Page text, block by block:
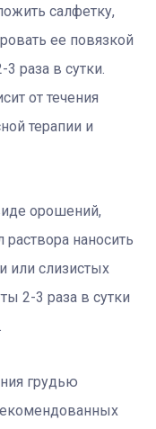
салфетку,
ее повязкой
раза в сутки.
от течения
терапии и
орошений,
наносить
или слизистых
2-3 раза в сутки
грудью